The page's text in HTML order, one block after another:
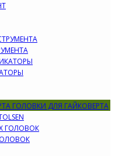
ГОЛОВКИ ДЛЯ ГАЙКОВЕРТА